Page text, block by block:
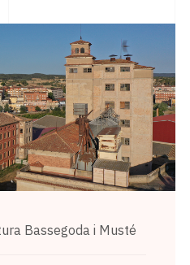
Bassegoda i Musté